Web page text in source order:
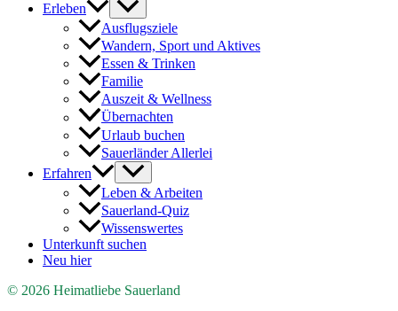
Erleben
Ausflugsziele
Wandern, Sport und Aktives
Essen & Trinken
Familie
Auszeit & Wellness
Übernachten
Urlaub buchen
Sauerländer Allerlei
Erfahren
Leben & Arbeiten
Sauerland-Quiz
Wissenswertes
Unterkunft suchen
Neu hier
© 2026 Heimatliebe Sauerland